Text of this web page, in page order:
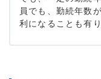
員でも、勤続年数
利になることも有り